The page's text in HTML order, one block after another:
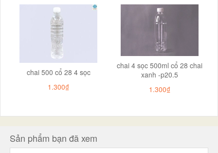
chai 500 cổ 28 4 sọc
1.300₫
chai 4 sọc 500ml cổ 28 chai
xanh -p20.5
1.300₫
Sản phẩm bạn đã xem